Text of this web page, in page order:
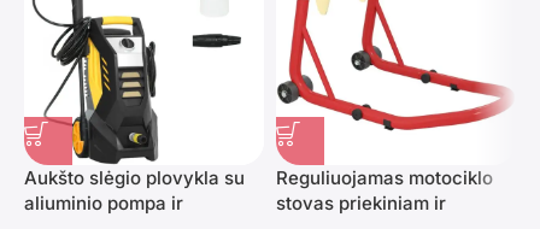
Aukšto slėgio plovykla su
aliuminio pompa ir
Reguliuojamas motociklo
stovas priekiniam ir